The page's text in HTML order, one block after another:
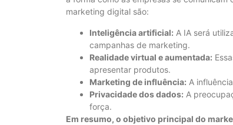
marketing digital são:
Inteligência artificial: A IA será
campanhas de marketing.
Realidade virtual e aumentada:
apresentar produtos.
Marketing de influência: A
Privacidade dos dados: A
força.
Em resumo, o objetivo principal do